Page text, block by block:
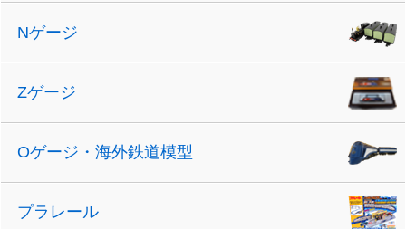
Nゲージ
Zゲージ
Oゲージ・海外鉄道模型
プラレール